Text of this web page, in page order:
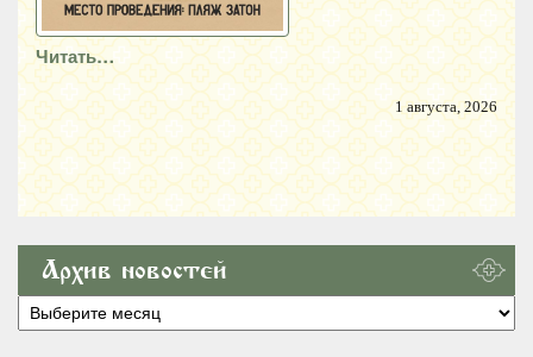
Читать…
1 августа, 2026
Архив новостей
Архив
новостей